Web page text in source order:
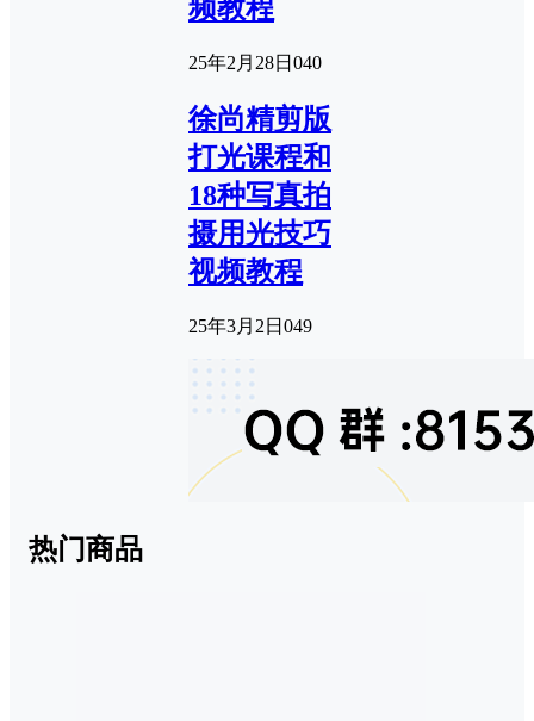
频教程
25年2月28日 040
徐尚精剪版
打光课程和
18种写真拍
摄用光技巧
视频教程
25年3月2日 049
热门商品